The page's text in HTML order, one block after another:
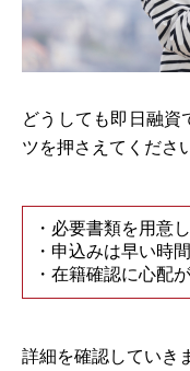
どうしても即日融資
ツを押さえてくださ
・必要書類を用意
・申込みは早い時
・在籍確認に心配
詳細を確認していき